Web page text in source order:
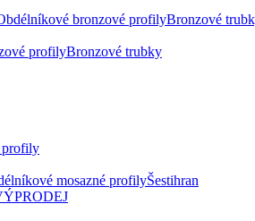
bronzové profilyBronzové
profilyBronzové trubky
profily
mosazné profilyŠestihran